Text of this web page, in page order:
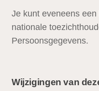
Je kunt eveneens
nationale
Persoonsgegevens.
Wijzigingen van